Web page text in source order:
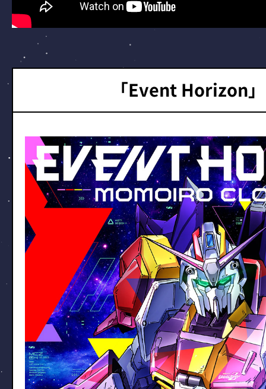
「Event Horizon